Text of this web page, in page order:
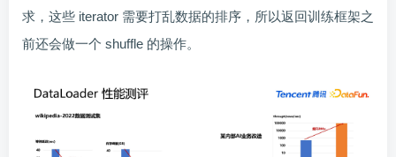
求，这些 iterator 需要打乱数据的排序，所以返回训练框架之
前还会做一个 shuffle 的操作。